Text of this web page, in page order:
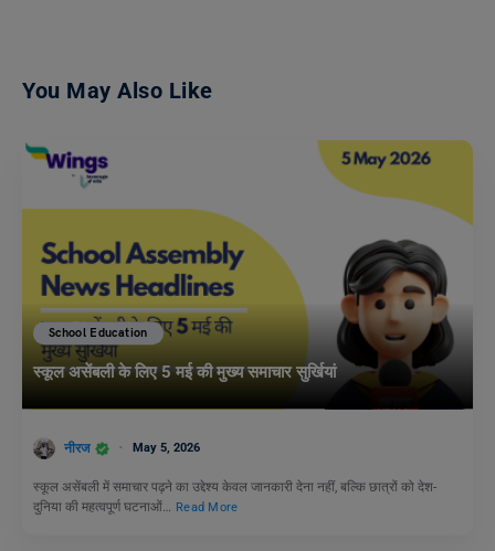
You May Also Like
School Education
स्कूल असेंबली के लिए 5 मई की मुख्य समाचार सुर्खियां
नीरज May 5, 2026
स्कूल असेंबली में समाचार पढ़ने का उद्देश्य केवल जानकारी देना नहीं, बल्कि छात्रों को देश-
दुनिया की महत्वपूर्ण घटनाओं… Read More